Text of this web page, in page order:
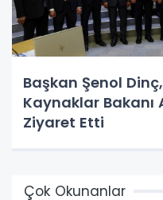
Başkan Şenol
Kaynaklar Bakanı
Ziyaret Etti
Çok Okunanlar